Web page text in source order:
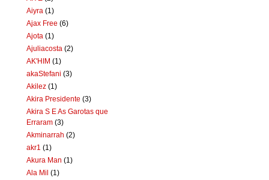
Aiyra (1)
Ajax Free (6)
Ajota (1)
Ajuliacosta (2)
AK'HIM (1)
akaStefani (3)
Akilez (1)
Akira Presidente (3)
Akira S E As Garotas que
Erraram (3)
Akminarrah (2)
akr1 (1)
Akura Man (1)
Ala Mil (1)